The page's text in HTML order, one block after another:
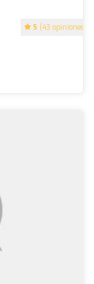
5 (43 opiniones)